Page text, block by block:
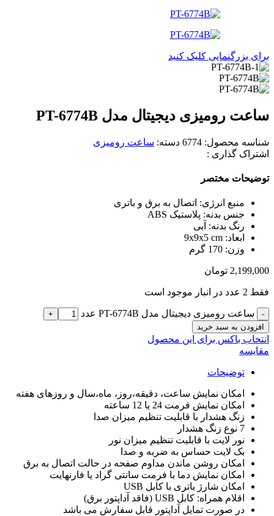
برای بزرگنمایی کلیک کنید
ساعت رومیزی دیجیتال مدل PT-6774B
شناسه محصول: 6774 دسته: ساعت رومیزی
اشتراک گذاری :
توضیحات مختصر
منبع انرژی: اتصال به برق و باتری
جنس بدنه: پلاستیک ABS
رنگ بدنه: آبی
ابعاد: 9x9x5 cm
وزن: 170 گرم
2,199,000 تومان
فقط 2 عدد در انبار موجود است
ساعت رومیزی دیجیتال مدل PT-6774B عدد
افزودن به سبد خرید
انتخاب باکس برای این محصول
مقایسه
توضیحات
امکان نمایش ساعت، دقیقه،روز، ماه،سال و روزهای هفته
امکان نمایش فرمت 24 یا 12 ساعته
زنگ هشدار با قابلیت تنظیم میزان صدا
7 نوع زنگ هشدار
نور لایت با قابلیت تنظیم میزان نور
بک لایت حساس به ضربه و صدا
امکان روشن ماندن مداوم صفحه در حالت اتصال به برق
امکان نمایش دما با فرمت سانتی گراد یا فارنهایت
امکان شارژ باتری با کابل USB
اقلام همراه: کابل USB (فاقد آداپتور برق)
در صورت تمایل آداپتور قابل سفارش می باشد